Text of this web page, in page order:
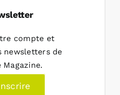
compte et
newsletters de
Magazine.